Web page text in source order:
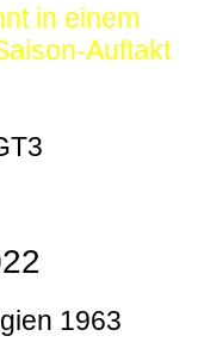
in einem
Auftakt
1963